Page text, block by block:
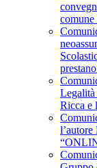
comune
Legalità
Ricca e